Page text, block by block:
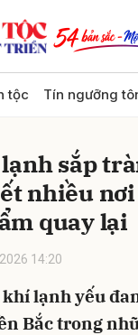
tộc Tín ngưỡng
sắp
nhiều
quay lại
14:20
lạnh yếu
Bắc trong